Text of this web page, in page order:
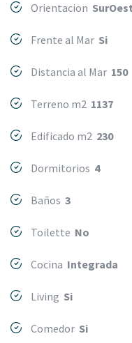
Orientacion
Frente al Mar Si
Distancia al Mar 150
Terreno m2 1137
Edificado m2 230
Dormitorios 4
Baños 3
Toilette No
Cocina Integrada
Living Si
Comedor Si